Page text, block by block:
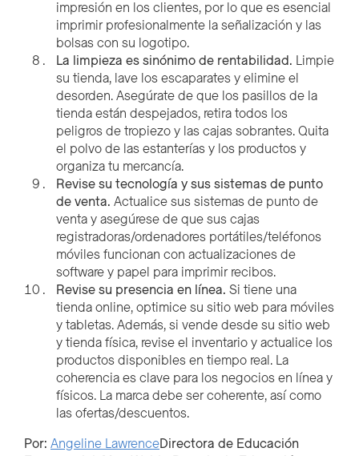
impresión en los clientes, por lo que es esencial
imprimir profesionalmente la señalización y las
bolsas con su logotipo.
La limpieza es sinónimo de rentabilidad. Limpie
su tienda, lave los escaparates y elimine el
desorden. Asegúrate de que los pasillos de la
tienda están despejados, retira todos los
peligros de tropiezo y las cajas sobrantes. Quita
el polvo de las estanterías y los productos y
organiza tu mercancía.
Revise su tecnología y sus sistemas de punto
de venta. Actualice sus sistemas de punto de
venta y asegúrese de que sus cajas
registradoras/ordenadores portátiles/teléfonos
móviles funcionan con actualizaciones de
software y papel para imprimir recibos.
Revise su presencia en línea. Si tiene una
tienda online, optimice su sitio web para móviles
y tabletas. Además, si vende desde su sitio web
y tienda física, revise el inventario y actualice los
productos disponibles en tiempo real. La
coherencia es clave para los negocios en línea y
físicos. La marca debe ser coherente, así como
las ofertas/descuentos.
Por: Angeline LawrenceDirectora de Educación